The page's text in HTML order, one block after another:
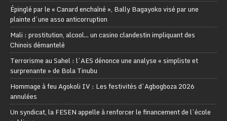
Épinglé par le « Canard enchaîné », Bally Bagayoko visé par une
plainte d’une asso anticorruption
Mali : prostitution, alcool… un casino clandestin impliquant des
Chinois démantelé
Terrorisme au Sahel : l’AES dénonce une analyse « simpliste et
surprenante » de Bola Tinubu
Hommage à feu Agokoli IV : Les festivités d’Agbogboza 2026
annulées
Un syndicat, la FESEN appelle à renforcer le financement de l’école